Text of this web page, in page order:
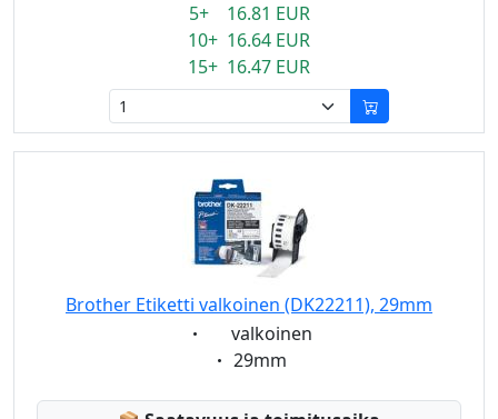
5+ 16.81 EUR
10+ 16.64 EUR
15+ 16.47 EUR
Brother Etiketti valkoinen (DK22211), 29mm
Eigenschaft:
valkoinen
Eigenschaft:
29mm